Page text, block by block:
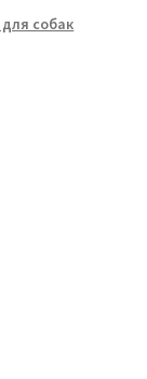
собак